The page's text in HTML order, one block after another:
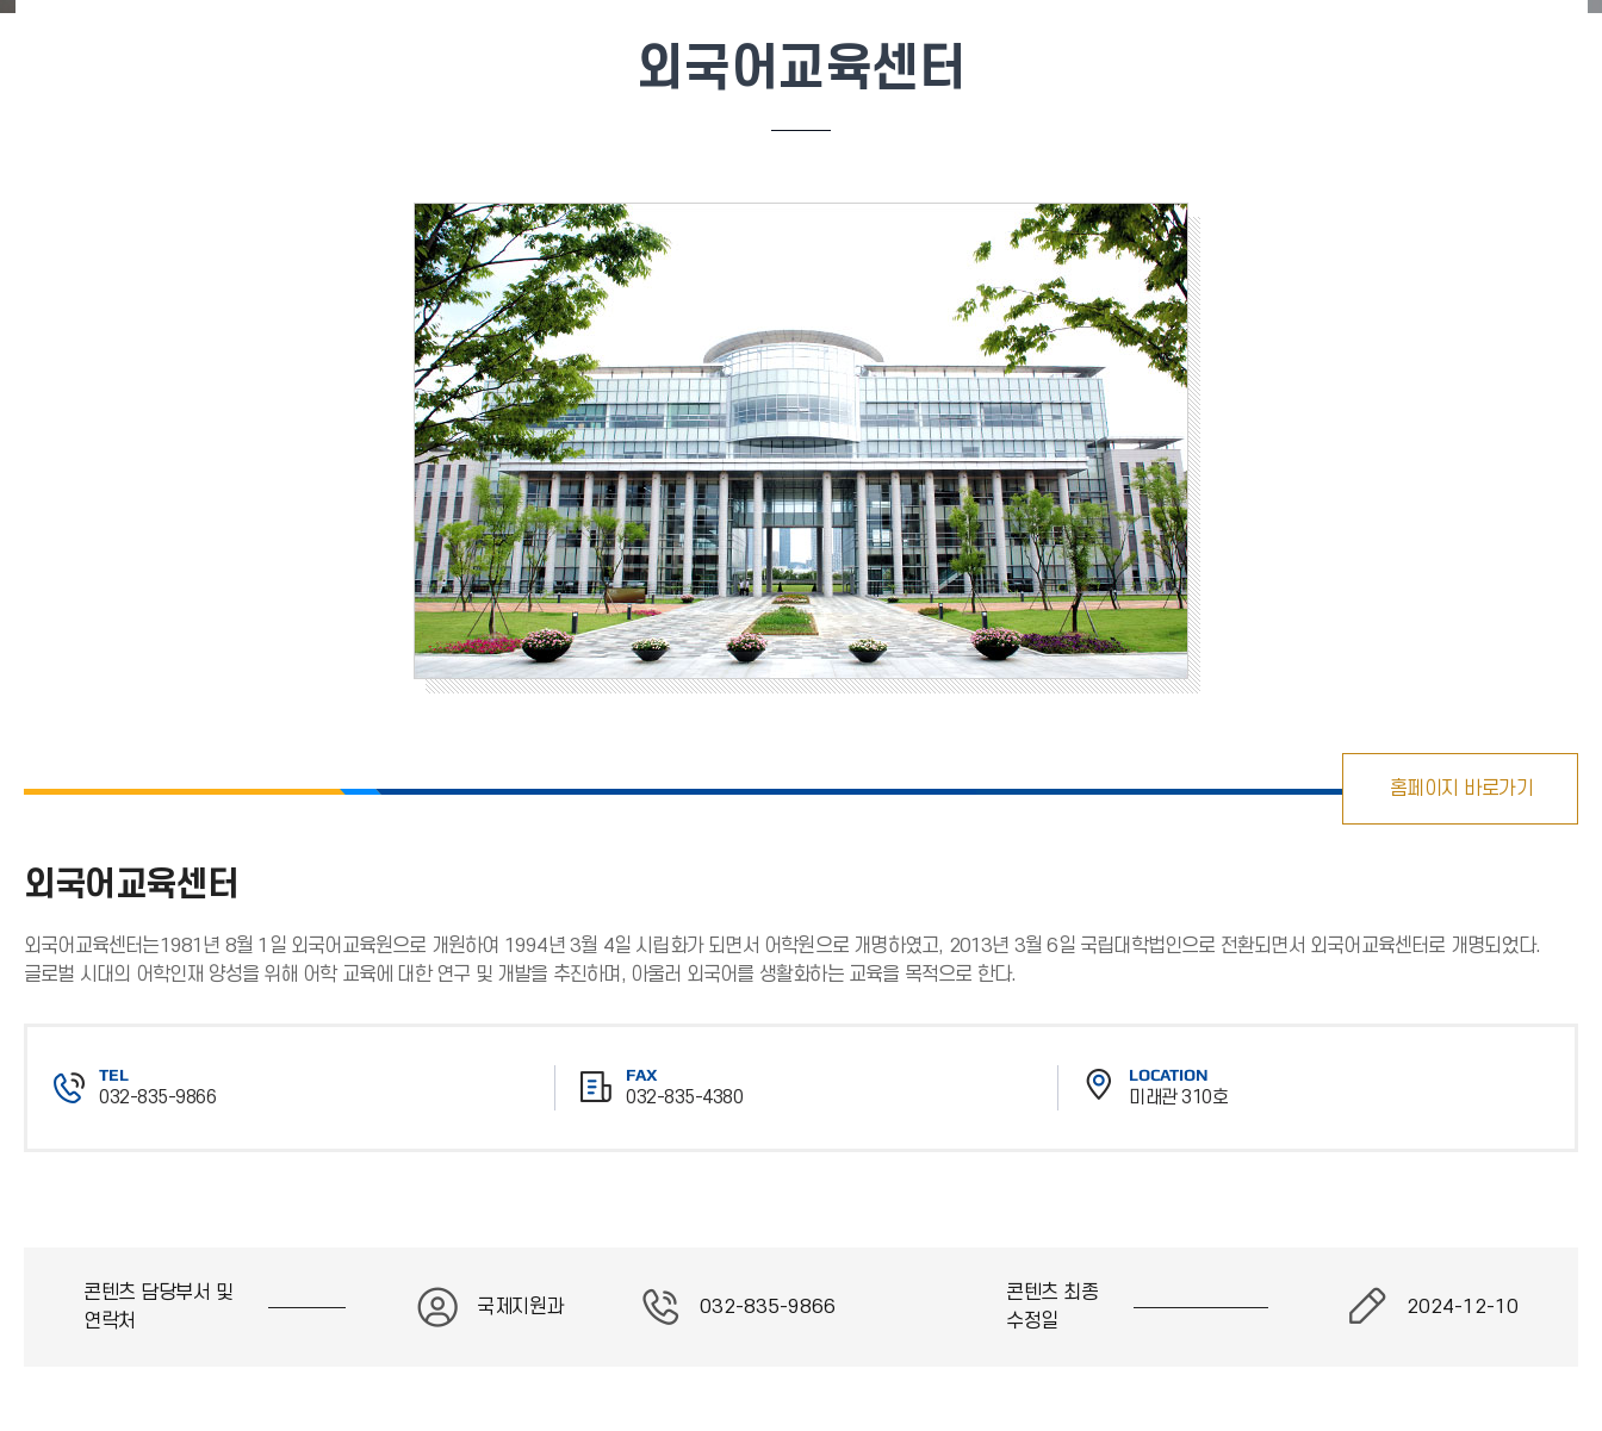
외국어교육센터
홈페이지 바로가기
외국어교육센터
외국어교육센터는1981년 8월 1일 외국어교육원으로 개원하여 1994년 3월 4일 시립화가 되면서 어학원으로 개명하였고, 2013년 3월 6일 국립대학법인으로 전환되면서 외국어교육센터로 개명되었다.
글로벌 시대의 어학인재 양성을 위해 어학 교육에 대한 연구 및 개발을 추진하며, 아울러 외국어를 생활화하는 교육을 목적으로 한다.
TEL
032-835-9866
FAX
032-835-4380
LOCATION
미래관 310호
콘텐츠 담당부서 및
연락처
국제지원과 032-835-9866
콘텐츠 최종
수정일
2024-12-10